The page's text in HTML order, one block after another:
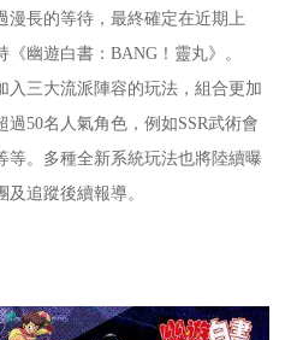
漫長的等待，最終確定在近期上
幽遊白書：BANG！靈丸》。
入三大流派陣容的玩法，組合更加
50名人氣角色，例如SSR武術會
等。多種全新系統玩法也將陸續曝
追蹤後續報導。